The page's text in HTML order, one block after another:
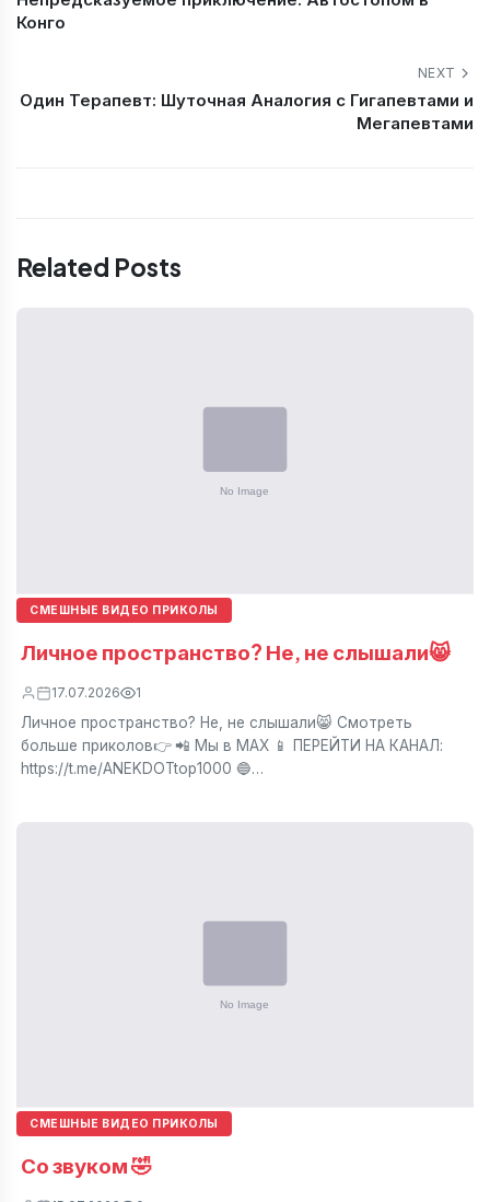
Конго
NEXT
Один Терапевт: Шуточная Аналогия с Гигапевтами и
Мегапевтами
Related Posts
СМЕШНЫЕ ВИДЕО ПРИКОЛЫ
Личное пространство? Не, не слышали😸
17.07.2026 1
Личное пространство? Не, не слышали😸 Смотреть
больше приколов👉 📲 Мы в МАХ 📱 ПЕРЕЙТИ НА КАНАЛ:
https://t.me/ANEKDOTtop1000 🔵…
СМЕШНЫЕ ВИДЕО ПРИКОЛЫ
Со звуком 🤣